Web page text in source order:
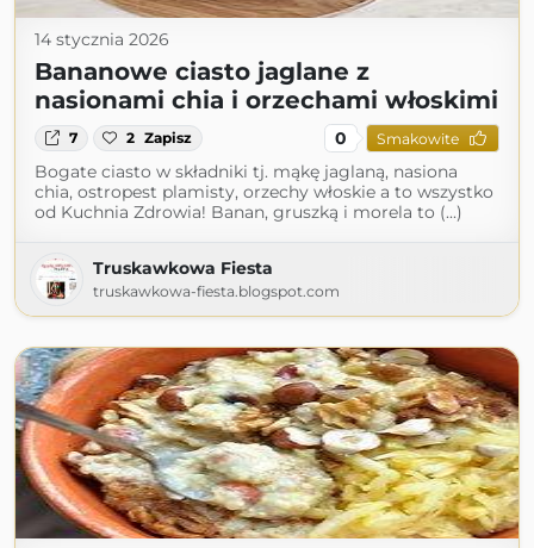
14 stycznia 2026
Bananowe ciasto jaglane z
nasionami chia i orzechami włoskimi
7 2 Zapisz 0 Smakowite
Bogate ciasto w składniki tj. mąkę jaglaną, nasiona
chia, ostropest plamisty, orzechy włoskie a to wszystko
od Kuchnia Zdrowia! Banan, gruszką i morela to (...)
Truskawkowa Fiesta
truskawkowa-fiesta.blogspot.com